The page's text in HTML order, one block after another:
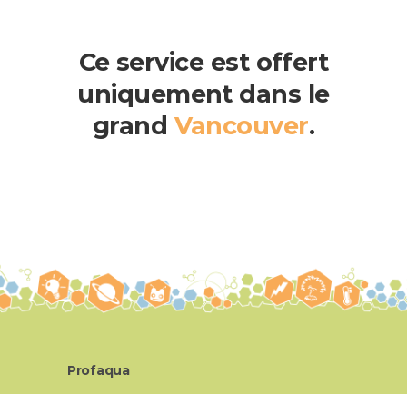
Ce service est offert
uniquement dans le
grand Vancouver.
Profaqua